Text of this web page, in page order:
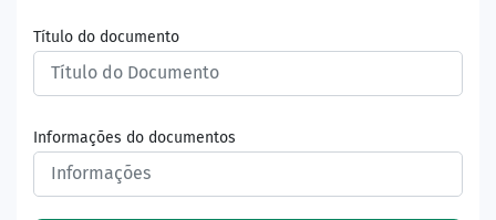
Título do documento
Informações do documentos